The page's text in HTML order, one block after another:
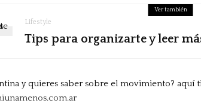
Ver también
Lifestyle
Tips para organizarte y leer
y quieres saber sobre el movimiento? aquí